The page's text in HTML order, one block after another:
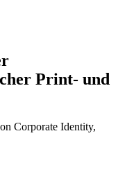
Print- und
Corporate Identity,